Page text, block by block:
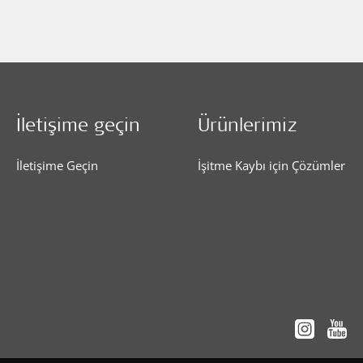
İletişime geçin
İletişime Geçin
Ürünlerimiz
İşitme Kaybı için Çözümler